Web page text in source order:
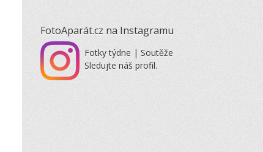
FotoAparát.cz na Instagramu
Fotky týdne | Soutěže
Sledujte náš profil.